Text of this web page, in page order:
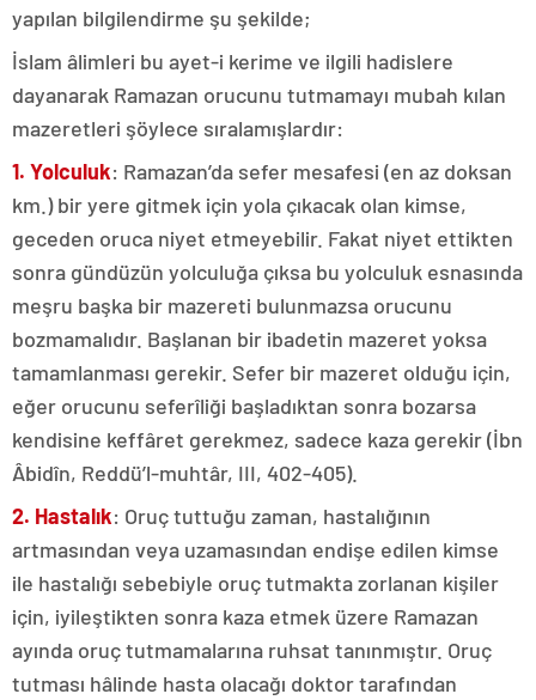
yapılan bilgilendirme şu şekilde;
İslam âlimleri bu ayet-i kerime ve ilgili hadislere
dayanarak Ramazan orucunu tutmamayı mubah kılan
mazeretleri şöylece sıralamışlardır:
1. Yolculuk: Ramazan’da sefer mesafesi (en az doksan
km.) bir yere gitmek için yola çıkacak olan kimse,
geceden oruca niyet etmeyebilir. Fakat niyet ettikten
sonra gündüzün yolculuğa çıksa bu yolculuk esnasında
meşru başka bir mazereti bulunmazsa orucunu
bozmamalıdır. Başlanan bir ibadetin mazeret yoksa
tamamlanması gerekir. Sefer bir mazeret olduğu için,
eğer orucunu seferîliği başladıktan sonra bozarsa
kendisine keffâret gerekmez, sadece kaza gerekir (İbn
Âbidîn, Reddü’l-muhtâr, III, 402-405).
2. Hastalık: Oruç tuttuğu zaman, hastalığının
artmasından veya uzamasından endişe edilen kimse
ile hastalığı sebebiyle oruç tutmakta zorlanan kişiler
için, iyileştikten sonra kaza etmek üzere Ramazan
ayında oruç tutmamalarına ruhsat tanınmıştır. Oruç
tutması hâlinde hasta olacağı doktor tarafından